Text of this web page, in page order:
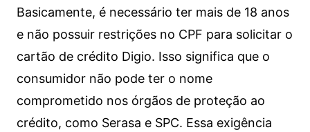
Basicamente, é necessário ter mais de 18 anos
e não possuir restrições no CPF para solicitar o
cartão de crédito Digio. Isso significa que o
consumidor não pode ter o nome
comprometido nos órgãos de proteção ao
crédito, como Serasa e SPC. Essa exigência